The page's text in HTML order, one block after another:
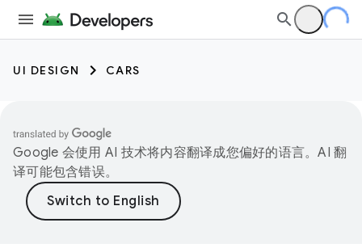
UI DESIGN CARS
Google 会使用 AI 技术将内容翻译成您偏好的语言。AI 翻
译可能包含错误。